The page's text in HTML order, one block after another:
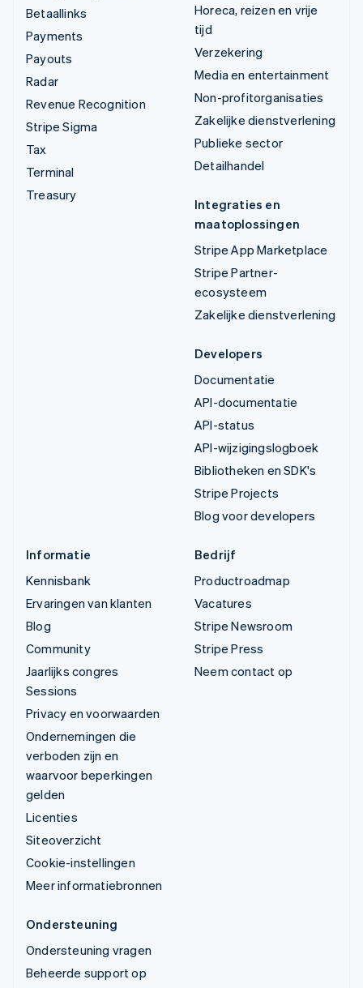
Betaallinks
Payments
Payouts
Radar
Revenue Recognition
Stripe Sigma
Tax
Terminal
Treasury
Horeca, reizen en vrije
tijd
Verzekering
Media en entertainment
Non-profitorganisaties
Zakelijke dienstverlening
Publieke sector
Detailhandel
Integraties en
maatoplossingen
Stripe App Marketplace
Stripe Partner-
ecosysteem
Zakelijke dienstverlening
Developers
Documentatie
API-documentatie
API-status
API-wijzigingslogboek
Bibliotheken en SDK's
Stripe Projects
Blog voor developers
Informatie
Kennisbank
Ervaringen van klanten
Blog
Community
Jaarlijks congres
Sessions
Privacy en voorwaarden
Ondernemingen die
verboden zijn en
waarvoor beperkingen
gelden
Licenties
Siteoverzicht
Cookie-instellingen
Meer informatiebronnen
Bedrijf
Productroadmap
Vacatures
Stripe Newsroom
Stripe Press
Neem contact op
Ondersteuning
Ondersteuning vragen
Beheerde support op